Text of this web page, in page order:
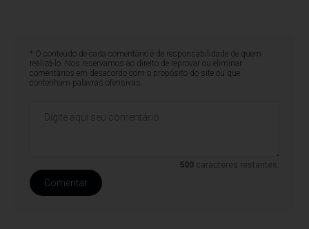
* O conteúdo de cada comentário é de responsabilidade de quem
realizá-lo. Nos reservamos ao direito de reprovar ou eliminar
comentários em desacordo com o propósito do site ou que
contenham palavras ofensivas.
500 caracteres restantes.
Comentar